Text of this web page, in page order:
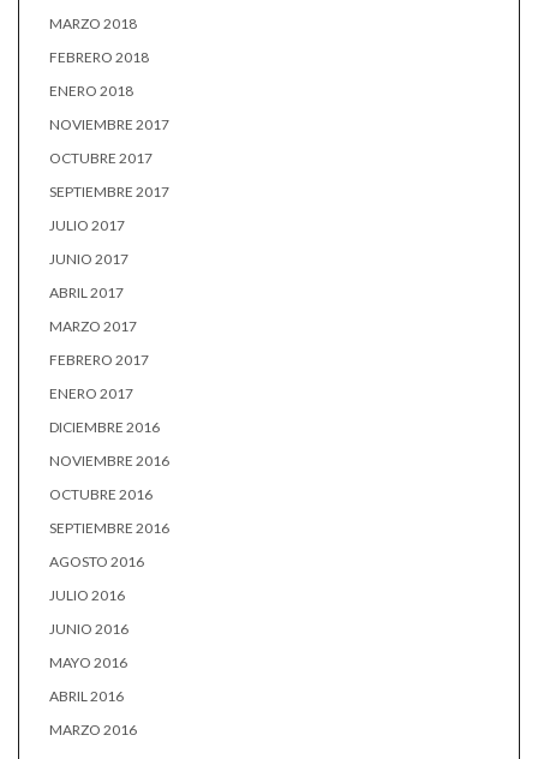
MARZO 2018
FEBRERO 2018
ENERO 2018
NOVIEMBRE 2017
OCTUBRE 2017
SEPTIEMBRE 2017
JULIO 2017
JUNIO 2017
ABRIL 2017
MARZO 2017
FEBRERO 2017
ENERO 2017
DICIEMBRE 2016
NOVIEMBRE 2016
OCTUBRE 2016
SEPTIEMBRE 2016
AGOSTO 2016
JULIO 2016
JUNIO 2016
MAYO 2016
ABRIL 2016
MARZO 2016